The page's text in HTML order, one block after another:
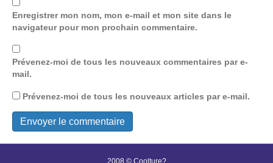
Enregistrer mon nom, mon e-mail et mon site dans le
navigateur pour mon prochain commentaire.
Prévenez-moi de tous les nouveaux commentaires par e-
mail.
Prévenez-moi de tous les nouveaux articles par e-mail.